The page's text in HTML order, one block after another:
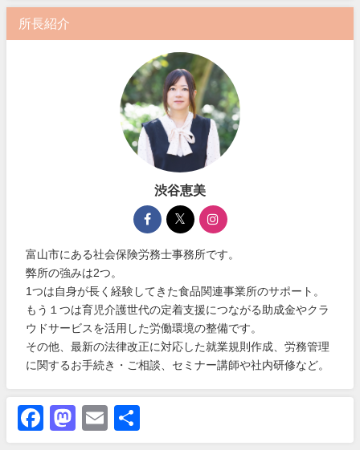
所長紹介
渋谷恵美
富山市にある社会保険労務士事務所です。
弊所の強みは2つ。
1つは自身が長く経験してきた食品関連事業所のサポート。
もう１つは育児介護世代の定着支援につながる助成金やクラ
ウドサービスを活用した労働環境の整備です。
その他、最新の法律改正に対応した就業規則作成、労務管理
に関するお手続き・ご相談、セミナー講師や社内研修など。
Facebook
Mastodon
Email
有